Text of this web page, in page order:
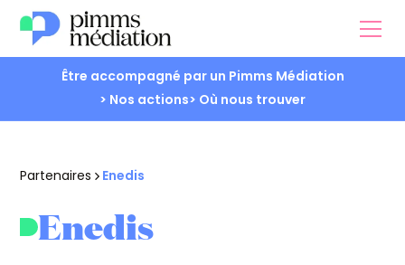
Être accompagné par un Pimms Médiation
> Nos actions> Où nous trouver
Partenaires Enedis
Enedis